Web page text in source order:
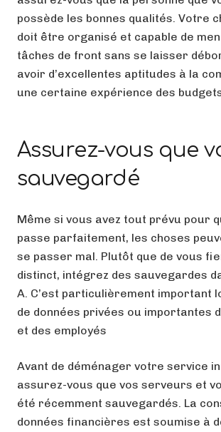
possède les bonnes qualités. Votre
doit être organisé et capable de
tâches de front sans se laisser
avoir d’excellentes aptitudes à la
une certaine expérience des
Assurez-vous que
sauvegardé
Même si vous avez tout prévu pour
passe parfaitement, les choses
se passer mal. Plutôt que de vous
distinct, intégrez des sauvegardes
A. C’est particulièrement important
de données privées ou importantes
et des employés
Avant de déménager votre service
assurez-vous que vos serveurs et
été récemment sauvegardés. La
données financières est soumise à